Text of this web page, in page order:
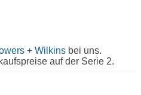
+ Wilkins bei uns.
auf der Serie 2.